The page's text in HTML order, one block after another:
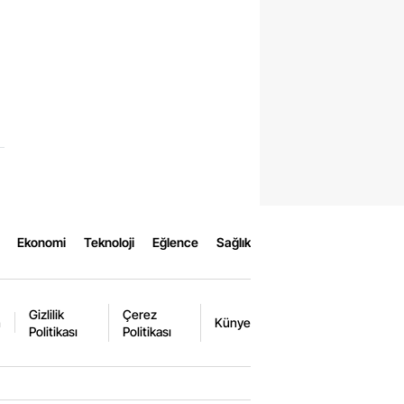
Ekonomi Teknoloji Eğlence Sağlık
Gizlilik
Politikası
Çerez
Politikası
Künye